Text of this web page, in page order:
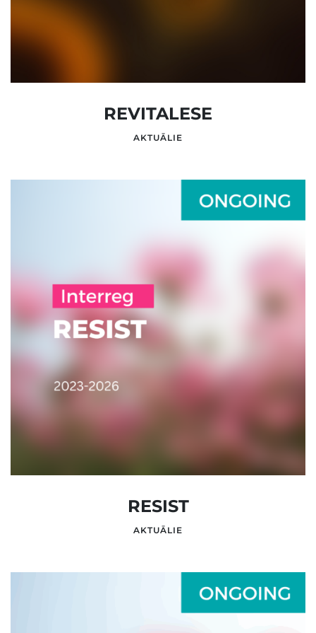
REVITALESE
AKTUĀLIE
RESIST
AKTUĀLIE